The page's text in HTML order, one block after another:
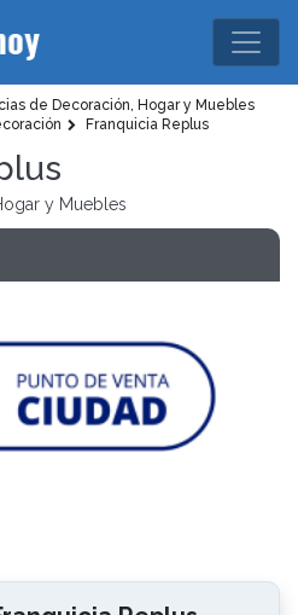
de Decoración, Hogar y Muebles
Franquicia Replus
y Muebles